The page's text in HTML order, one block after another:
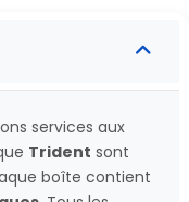
services aux
Trident sont
boîte contient